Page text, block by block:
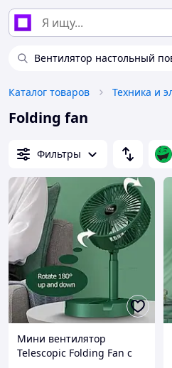
Вентилятор настольный
Каталог товаров Техника и
Folding fan
Фильтры
Мини вентилятор
Telescopic Folding Fan с